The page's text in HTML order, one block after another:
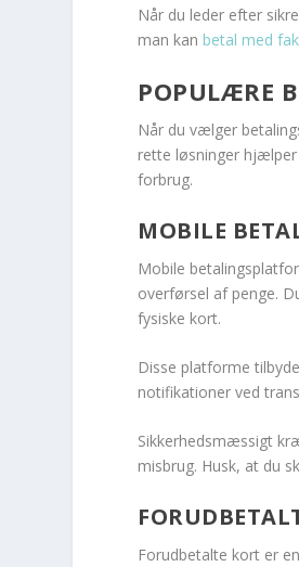
Når du leder efter
man kan betal med
POPULÆRE
Når du vælger
rette løsninger
forbrug.
MOBILE
Mobile
overførsel af penge.
fysiske kort.
Disse platforme
notifikationer ved
Sikkerhedsmæssigt
misbrug. Husk, at du
Forudbetalte kort er